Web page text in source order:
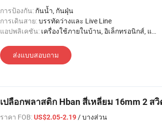
การป้องกัน: กันน้ำ, กันฝุ่น
การเดินสาย:บรรทัดว่างและ Live Line
แอปพลิเคชัน: เครื่องใช้ภายในบ้าน, อิเล็กทรอนิกส์, แสงสว่าง, อุตสาหกรรม, อพาร์ทเมนท์ / วิลล่า, โรงแรม, การค้า, หน้าแรก
ส่งแบบสอบถาม
เปลือกพลาสติก Hban สี่เหลี่ยม 16mm 2
ราคา FOB:US$2.05-2.19/ บางส่วน